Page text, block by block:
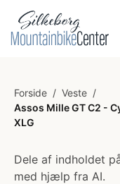
Forside / Veste /
Assos Mille GT C2 -
XLG
Dele af indholdet
med hjælp fra AI.